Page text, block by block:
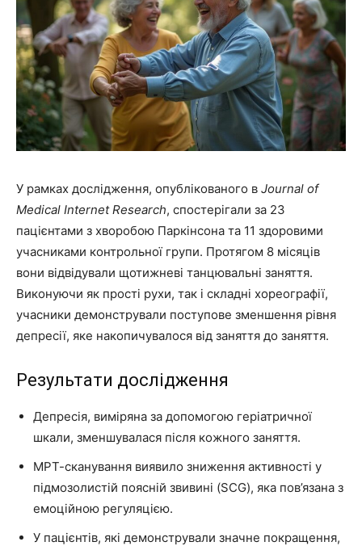
У рамках дослідження, опублікованого в Journal of
Medical Internet Research, спостерігали за 23
пацієнтами з хворобою Паркінсона та 11 здоровими
учасниками контрольної групи. Протягом 8 місяців
вони відвідували щотижневі танцювальні заняття.
Виконуючи як прості рухи, так і складні хореографії,
учасники демонстрували поступове зменшення рівня
депресії, яке накопичувалося від заняття до заняття.
Результати дослідження
Депресія, виміряна за допомогою геріатричної
шкали, зменшувалася після кожного заняття.
МРТ-сканування виявило зниження активності у
підмозолистій поясній звивині (SCG), яка пов’язана з
емоційною регуляцією.
У пацієнтів, які демонстрували значне покращення,